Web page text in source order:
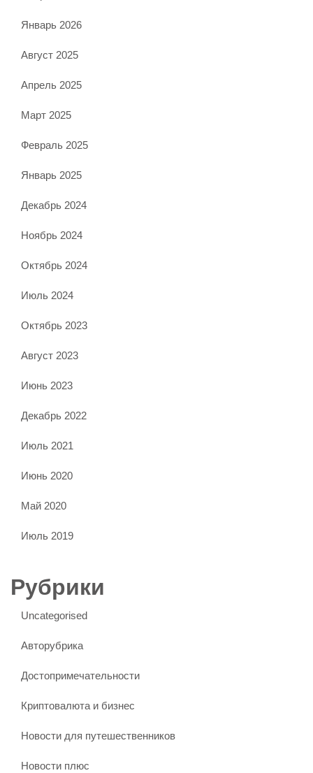
Январь 2026
Август 2025
Апрель 2025
Март 2025
Февраль 2025
Январь 2025
Декабрь 2024
Ноябрь 2024
Октябрь 2024
Июль 2024
Октябрь 2023
Август 2023
Июнь 2023
Декабрь 2022
Июль 2021
Июнь 2020
Май 2020
Июль 2019
Рубрики
Uncategorised
Авторубрика
Достопримечательности
Криптовалюта и бизнес
Новости для путешественников
Новости плюс